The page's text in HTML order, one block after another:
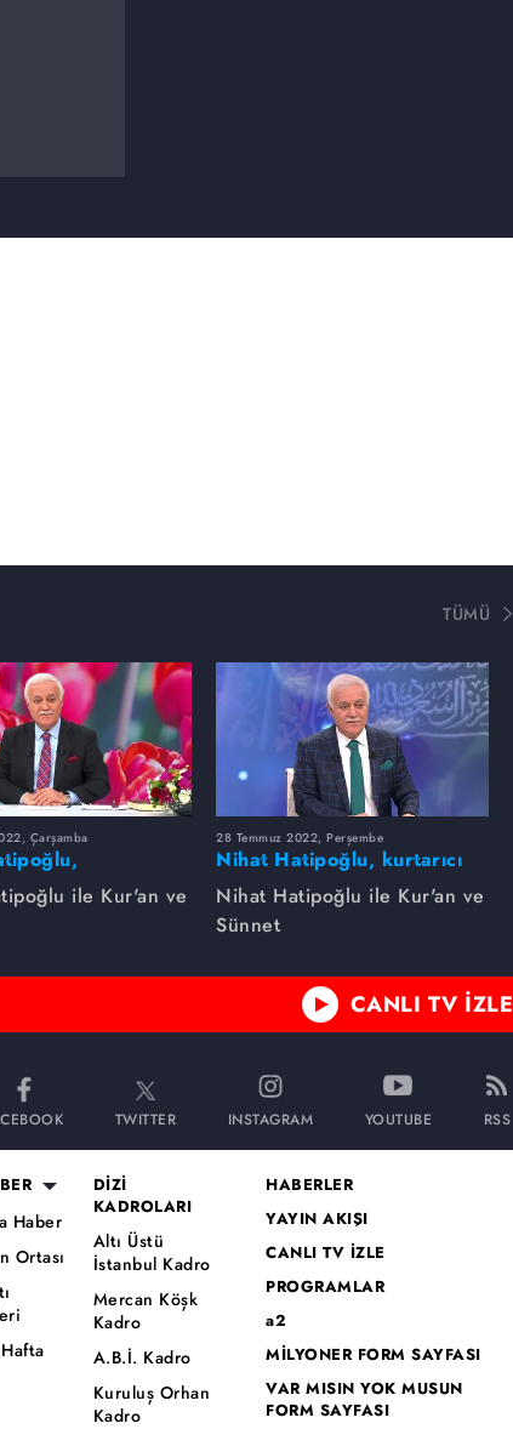
TÜMÜ
Çarşamba
Efendimizin
ile Kur'an ve
28 Temmuz 2022, Perşembe
Nihat Hatipoğlu, kurtarıcı
amelleri anlatıyor...
Nihat Hatipoğlu ile Kur'an ve
Sünnet
CANLI TV İZLE
TWITTER INSTAGRAM YOUTUBE RSS
Haber
Ortası
DİZİ
KADROLARI
Altı Üstü
İstanbul Kadro
Mercan Köşk
Kadro
A.B.İ. Kadro
Kuruluş Orhan
Kadro
HABERLER
YAYIN AKIŞI
CANLI TV İZLE
PROGRAMLAR
a2
MİLYONER FORM SAYFASI
VAR MISIN YOK MUSUN
FORM SAYFASI